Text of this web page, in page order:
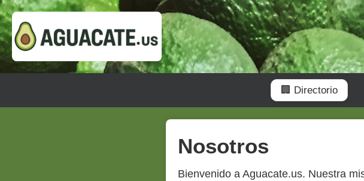
🏢 Directorio
Nosotros
Bienvenido a Aguacate.us. Nuestra